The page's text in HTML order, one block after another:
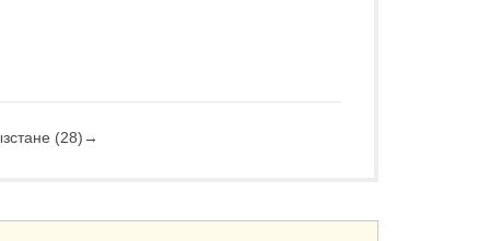
(28)→